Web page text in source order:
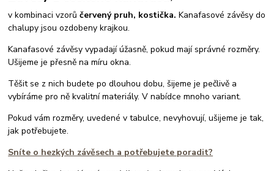
v kombinaci vzorůčervený pruh, kostička.Kanafasové závěsy do
chalupy jsou ozdobeny krajkou.
Kanafasové závěsy vypadají úžasně, pokud mají správné rozměry.
Ušijeme je přesně na míru okna.
Těšit se z nich budete po dlouhou dobu, šijeme je pečlivě a
vybíráme pro ně kvalitní materiály. V nabídce mnoho variant.
Pokud vám rozměry, uvedené v tabulce, nevyhovují, ušijeme je tak,
jak potřebujete.
Sníte o hezkých závěsech a potřebujete poradit?